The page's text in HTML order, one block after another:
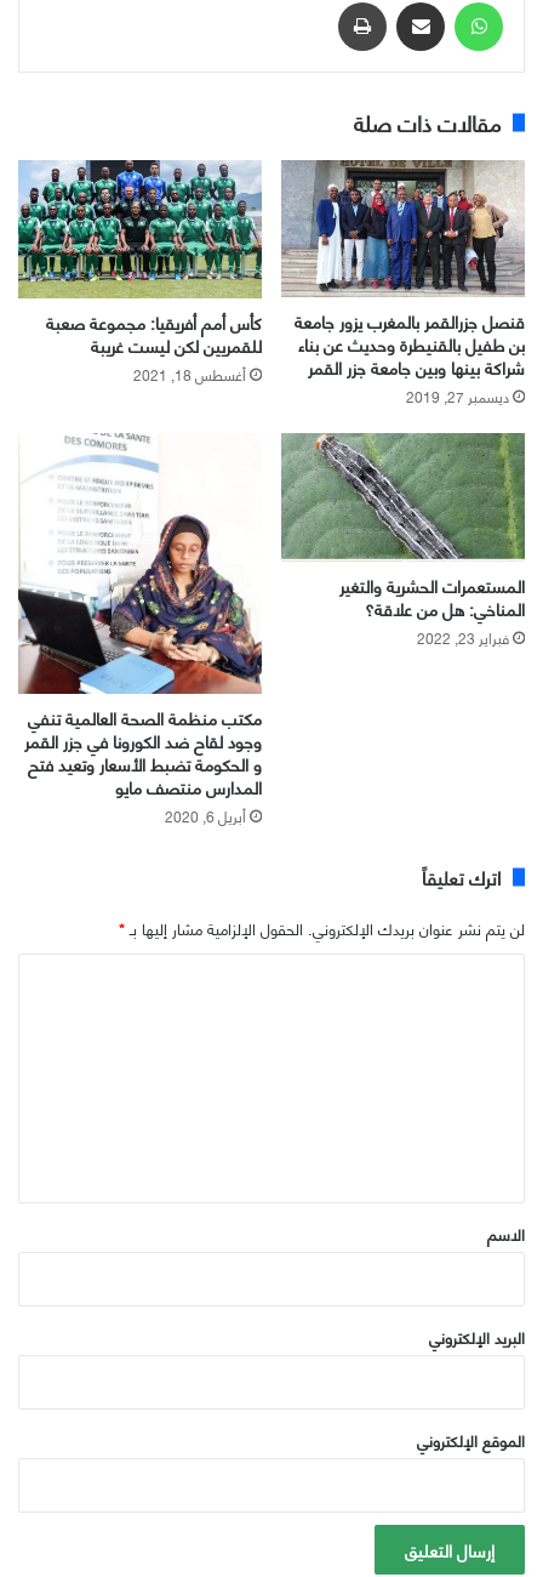
مقالات ذات صلة
قنصل جزرالقمر بالمغرب يزور جامعة
بن طفيل بالقنيطرة وحديث عن بناء
شراكة بينها وبين جامعة جزر القمر
ديسمبر 27, 2019
كأس أمم أفريقيا: مجموعة صعبة
للقمريين لكن ليست غريبة
أغسطس 18, 2021
المستعمرات الحشرية والتغير
المناخي: هل من علاقة؟
فبراير 23, 2022
مكتب منظمة الصحة العالمية تنفي
وجود لقاح ضد الكورونا في جزر القمر
و الحكومة تضبط الأسعار وتعيد فتح
المدارس منتصف مايو
أبريل 6, 2020
اترك تعليقاً
لن يتم نشر عنوان بريدك الإلكتروني. الحقول الإلزامية مشار إليها بـ*
*
الاسم
البريد الإلكتروني
الموقع الإلكتروني